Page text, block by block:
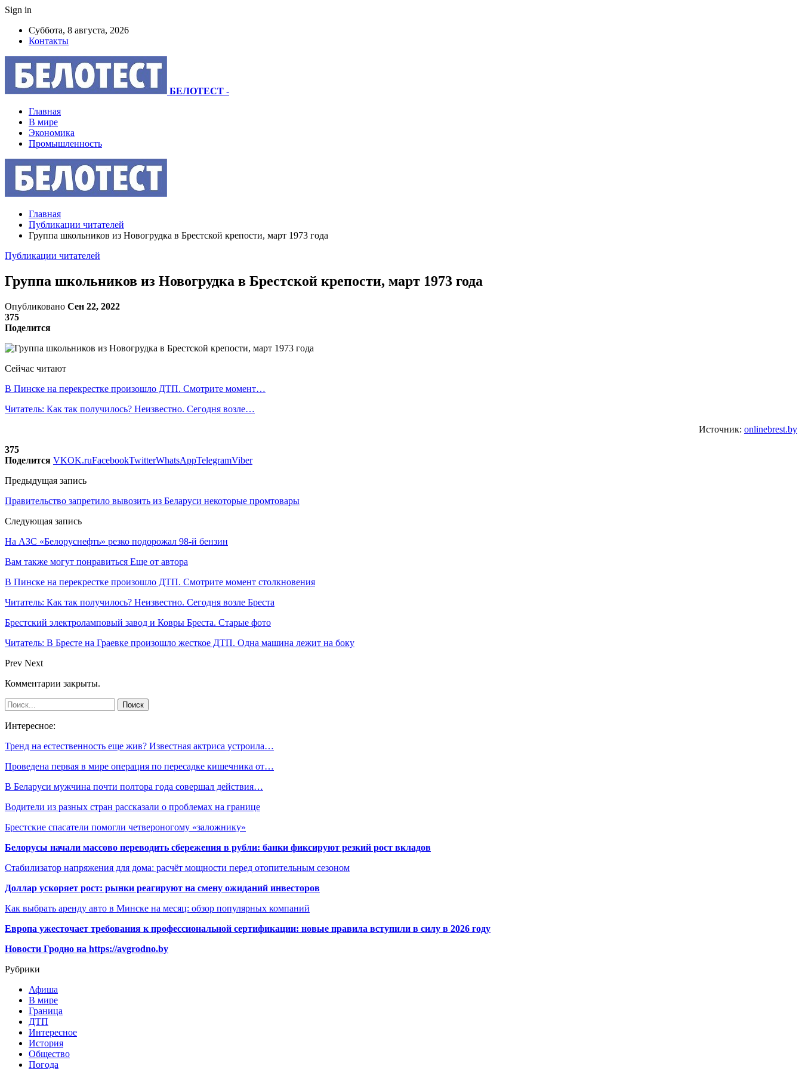
Sign in
Суббота, 8 августа, 2026
Контакты
БЕЛОТЕСТ -
Главная
В мире
Экономика
Промышленность
Главная
Публикации читателей
Группа школьников из Новогрудка в Брестской крепости, март 1973 года
Публикации читателей
Группа школьников из Новогрудка в Брестской крепости, март 1973 года
Опубликовано Сен 22, 2022
375
Поделится
Сейчас читают
В Пинске на перекрестке произошло ДТП. Смотрите момент…
Читатель: Как так получилось? Неизвестно. Сегодня возле…
Источник: onlinebrest.by
375
Поделится VKOK.ruFacebookTwitterWhatsAppTelegramViber
Предыдущая запись
Правительство запретило вывозить из Беларуси некоторые промтовары
Следующая запись
На АЗС «Белоруснефть» резко подорожал 98-й бензин
Вам также могут понравиться Еще от автора
В Пинске на перекрестке произошло ДТП. Смотрите момент столкновения
Читатель: Как так получилось? Неизвестно. Сегодня возле Бреста
Брестский электроламповый завод и Ковры Бреста. Старые фото
Читатель: В Бресте на Граевке произошло жесткое ДТП. Одна машина лежит на боку
Prev Next
Комментарии закрыты.
Интересное:
Тренд на естественность еще жив? Известная актриса устроила…
Проведена первая в мире операция по пересадке кишечника от…
В Беларуси мужчина почти полтора года совершал действия…
Водители из разных стран рассказали о проблемах на границе
Брестские спасатели помогли четвероногому «заложнику»
Белорусы начали массово переводить сбережения в рубли: банки фиксируют резкий рост вкладов
Стабилизатор напряжения для дома: расчёт мощности перед отопительным сезоном
Доллар ускоряет рост: рынки реагируют на смену ожиданий инвесторов
Как выбрать аренду авто в Минске на месяц: обзор популярных компаний
Европа ужесточает требования к профессиональной сертификации: новые правила вступили в силу в 2026 году
Новости Гродно на https://avgrodno.by
Рубрики
Афиша
В мире
Граница
ДТП
Интересное
История
Общество
Погода